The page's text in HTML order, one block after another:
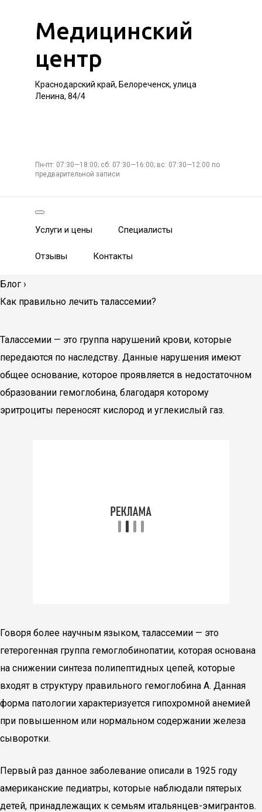
Медицинский
центр
Краснодарский край, Белореченск, улица
Ленина, 84/4
Пн-пт: 07:30—18:00; сб: 07:30—16:00; вс: 07:30—12:00 по
предварительной записи
Услуги и цены Специалисты
Отзывы Контакты
Блог ›
Как правильно лечить талассемии?
Талассемии — это группа нарушений крови, которые
передаются по наследству. Данные нарушения имеют
общее основание, которое проявляется в недостаточном
образовании гемоглобина, благодаря которому
эритроциты переносят кислород и углекислый газ.
Говоря более научным языком, талассемии — это
гетерогенная группа гемоглобинопатии, которая основана
на снижении синтеза полипептидных цепей, которые
входят в структуру правильного гемоглобина А. Данная
форма патологии характеризуется гипохромной анемией
при повышенном или нормальном содержании железа
сыворотки.
Первый раз данное заболевание описали в 1925 году
американские педиатры, которые наблюдали пятерых
детей, принадлежащих к семьям итальянцев-эмигрантов.